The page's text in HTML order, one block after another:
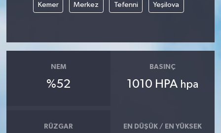
Kemer Merkez Tefenni Yeşilova
NEM
%52
BASINÇ
1010 HPA hpa
RÜZGAR EN DÜŞÜK / EN YÜKSEK
AboneHaber Özel